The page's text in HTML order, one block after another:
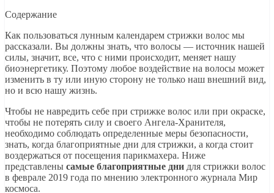
Содержание
Как пользоваться лунным календарем стрижки волос мы
рассказали. Вы должны знать, что волосы — источник нашей
силы, значит, все, что с ними происходит, меняет нашу
биоэнергетику. Поэтому любое воздействие на волосы может
изменить в ту или иную сторону не только наш внешний вид,
но и всю нашу жизнь.
Чтобы не навредить себе при стрижке волос или при окраске,
чтобы не потерять силу и своего Ангела-Хранителя,
необходимо соблюдать определенные меры безопасности,
знать, когда благоприятные дни для стрижки, а когда стоит
воздержаться от посещения парикмахера. Ниже
представлены самые благоприятные дни для стрижки волос
в феврале 2019 года по мнению электронного журнала Мир
космоса.